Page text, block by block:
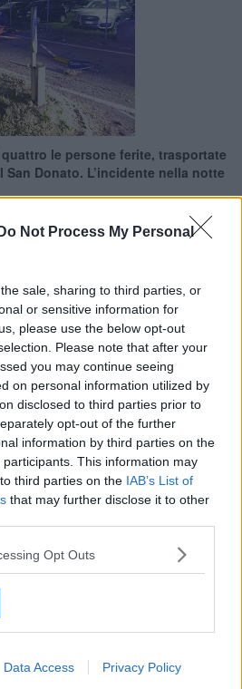
Do Not Process My Personal
sale, sharing to third parties, or
or sensitive information for
please use the below opt-out
Please note that after your
you may continue seeing
on personal information utilized by
disclosed to third parties prior to
opt-out of the further
information by third parties on the
participants. This information may
third parties on the IAB’s List of
that may further disclose it to other
Opt Outs
Data Access Privacy Policy
le persone ferite, trasportate
Donato. L’incidente nella notte
di mezzanotte nei pressi
Zeno, allo svincolo che entra dentro
e costeggia il cortile di un
coinvolte due vetture, una di queste si è
rimaste ferite, delle 5 sui mezzi,
sono state trasportate all’ospedale
e verde. Si tratta di 3 uomini e una
San Savino.
della Toscana iscriviti alla